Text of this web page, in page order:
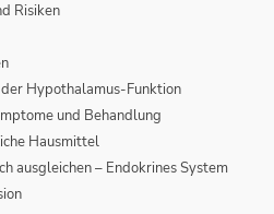
Risiken
Hypothalamus-Funktion
und Behandlung
Hausmittel
ausgleichen – Endokrines System